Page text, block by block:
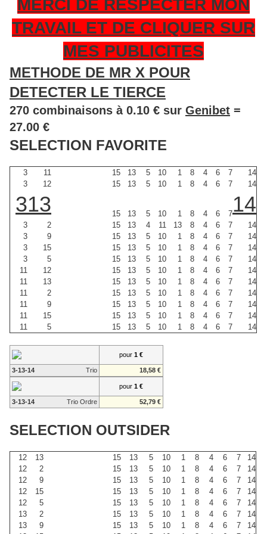
MERCI DE RESPECTER MON
TRAVAIL ET DE CLIQUER SUR
MES PUBLICITES
METHODE DE MR X POUR
DETECTER LE TIERCE
270 combinaisons à 0.10 € sur Genibet =
27.00 €
SELECTION FAVORITE
3 11 15 13 5 10 1 8 4 6 7
14
3
12 15 13 5 10 1 8 4 6 7 14
313 15 13 5 10 1 8 4 6 714
3 2 15 13 4 11 13 8 4 6 7
14
3
9 15 13 5 10 1 8 4 6 7
14
3
15 15 13 5 10 1 8 4 6 7
14
3
5 15 13 5 10 1 8 4 6 7
14
11
12 15 13 5 10 1 8 4 6 7
14
11
13 15 13 5 10 1 8 4 6 7
14
11
2 15 13 5 10 1 8 4 6 7
14
11
9 15 13 5 10 1 8 4 6 7
14
11
15 15 13 5 10 1 8 4 6 7
14
11
5 15 13 5 10 1 8 4 6 7 14
pour 1 €
3-13-14 Trio 18,58 €
pour 1 €
3-13-14 Trio Ordre 52,79 €
SELECTION OUTSIDER
12 13 15 13 5 10 1 8 4 6 7
14
12
2 15 13 5 10 1 8 4 6 7
14
12
9 15 13 5 10 1 8 4 6 7
14
12
15 15 13 5 10 1 8 4 6 7
14
12
5 15 13 5 10 1 8 4 6 7
14
13
2 15 13 5 10 1 8 4 6 7
14
13
9 15 13 5 10 1 8 4 6 7
14